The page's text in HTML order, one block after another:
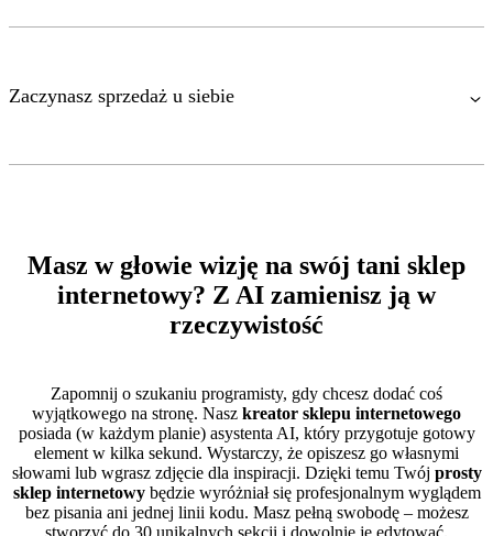
Zaczynasz sprzedaż u siebie
Masz w głowie wizję na swój tani sklep
internetowy? Z AI zamienisz ją w
rzeczywistość
Zapomnij o szukaniu programisty, gdy chcesz dodać coś
wyjątkowego na stronę. Nasz kreator sklepu internetowego
posiada (w każdym planie) asystenta AI, który przygotuje gotowy
element w kilka sekund. Wystarczy, że opiszesz go własnymi
słowami lub wgrasz zdjęcie dla inspiracji. Dzięki temu Twój prosty
sklep internetowybędzie wyróżniał się profesjonalnym wyglądem
bez pisania ani jednej linii kodu. Masz pełną swobodę – możesz